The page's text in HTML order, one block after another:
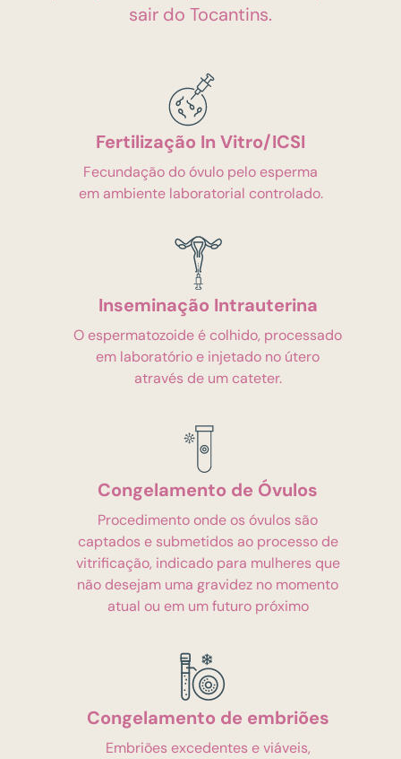
sair do Tocantins.
Fertilização In Vitro/ICSI
Fecundação do óvulo pelo esperma
em ambiente laboratorial controlado.
Inseminação Intrauterina
O espermatozoide é colhido, processado
em laboratório e injetado no útero
através de um cateter.
Congelamento de Óvulos
Procedimento onde os óvulos são
captados e submetidos ao processo de
vitrificação, indicado para mulheres que
não desejam uma gravidez no momento
atual ou em um futuro próximo
Congelamento de embriões
Embriões excedentes e viáveis,